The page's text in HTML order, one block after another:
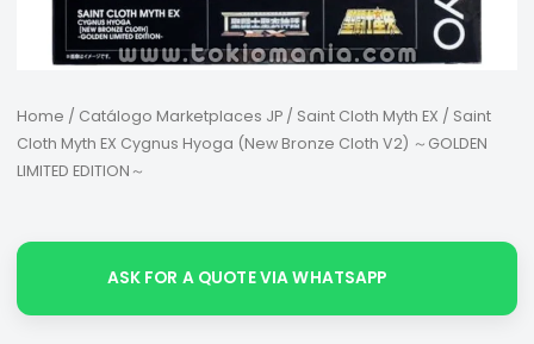
Home / Catálogo Marketplaces JP/ Saint Cloth Myth EX / Saint
Cloth Myth EX Cygnus Hyoga (New Bronze Cloth V2) ～GOLDEN
LIMITED EDITION～
ASK FOR A QUOTE VIA WHATSAPP